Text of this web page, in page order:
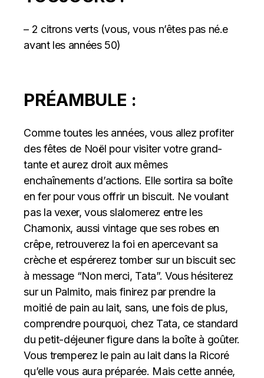
– 2 citrons verts (vous, vous n’êtes pas né.e
avant les années 50)
PRÉAMBULE :
Comme toutes les années, vous allez profiter
des fêtes de Noël pour visiter votre grand-
tante et aurez droit aux mêmes
enchaînements d’actions. Elle sortira sa boîte
en fer pour vous offrir un biscuit. Ne voulant
pas la vexer, vous slalomerez entre les
Chamonix, aussi vintage que ses robes en
crêpe, retrouverez la foi en apercevant sa
crèche et espérerez tomber sur un biscuit sec
à message “Non merci, Tata”. Vous hésiterez
sur un Palmito, mais finirez par prendre la
moitié de pain au lait, sans, une fois de plus,
comprendre pourquoi, chez Tata, ce standard
du petit-déjeuner figure dans la boîte à goûter.
Vous tremperez le pain au lait dans la Ricoré
qu’elle vous aura préparée. Mais cette année,